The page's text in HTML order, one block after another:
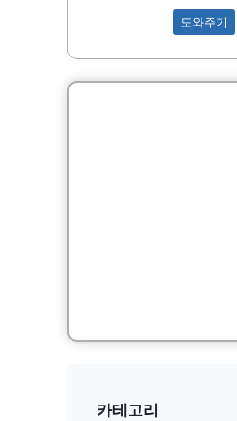
도와주기
카테고리